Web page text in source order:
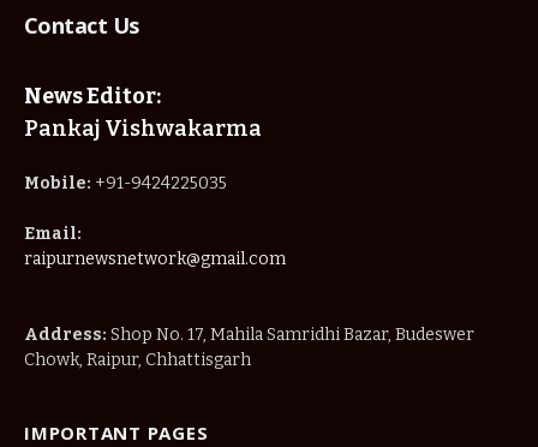
Contact Us
News Editor:
Pankaj Vishwakarma
Mobile: +91-9424225035
Email:
raipurnewsnetwork@gmail.com
Address: Shop No. 17, Mahila Samridhi Bazar, Budeswer
Chowk, Raipur, Chhattisgarh
IMPORTANT PAGES